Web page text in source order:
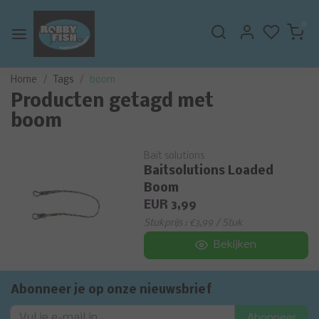
0
Home Tags boom
Producten getagd met
boom
Bait solutions
Baitsolutions Loaded
Boom
EUR 3,99
Stukprijs : €3,99 / Stuk
Bekijken
Abonneer je op onze nieuwsbrief